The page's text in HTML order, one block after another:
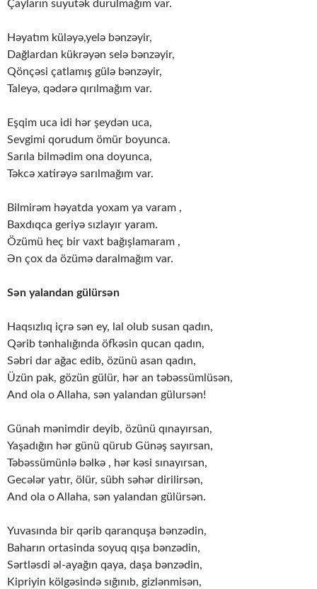
Çayların suyutək durulmağım var.
Həyatım küləyə,yelə bənzəyir,
Dağlardan kükrəyən selə bənzəyir,
Qönçəsi çatlamış gülə bənzəyir,
Taleyə, qədərə qırılmağım var.
Eşqim uca idi hər şeydən uca,
Sevgimi qorudum ömür boyunca.
Sarıla bilmədim ona doyunca,
Təkcə xatirəyə sarılmağım var.
Bilmirəm həyatda yoxam ya varam ,
Baxdıqca geriyə sızlayır yaram.
Özümü heç bir vaxt bağışlamaram ,
Ən çox da özümə daralmağım var.
Sən yalandan gülürsən
Haqsızlıq içrə sən ey, lal olub susan qadın,
Qərib tənhalığında öfkəsin qucan qadın,
Səbri dar ağac edib, özünü asan qadın,
Üzün pak, gözün gülür, hər an təbəssümlüsən,
And ola o Allaha, sən yalandan gülursən!
Günah mənimdir deyib, özünü qınayırsan,
Yaşadığın hər günü qürub Günəş sayırsan,
Təbəssümünlə bəlkə , hər kəsi sınayırsan,
Gecələr yatır, ölür, sübh səhər dirilirsən,
And ola o Allaha, sən yalandan gülürsən.
Yuvasında bir qərib qaranquşa bənzədin,
Baharın ortasinda soyuq qışa bənzədin,
Sərtləsdi əl-ayağın qaya, daşa bənzədin,
Kipriyin kölgəsində sığınıb, gizlənmisən,